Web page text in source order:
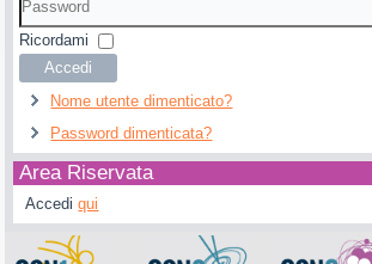
Ricordami
Accedi
Nome utente dimenticato?
Password dimenticata?
Area Riservata
Accediqui